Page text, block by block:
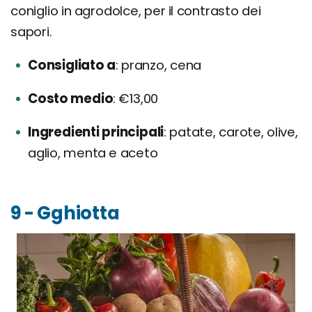
coniglio in agrodolce, per il contrasto dei
sapori.
Consigliato a pranzo, cena
Costo medio €13,00
Ingredienti principali patate, carote, olive,
aglio, menta e aceto
9 - Gghiotta